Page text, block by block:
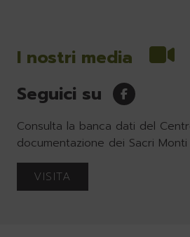
I nostri media
Seguici su
Consulta la banca dati del
documentazione dei Sacri Monti
VISITA